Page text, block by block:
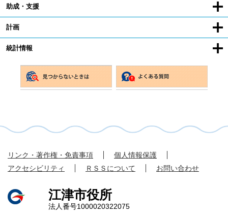
助成・支援
計画
統計情報
リンク・著作権・免責事項
個人情報保護
アクセシビリティ
ＲＳＳについて お問い合わせ
江津市役所
法人番号1000020322075